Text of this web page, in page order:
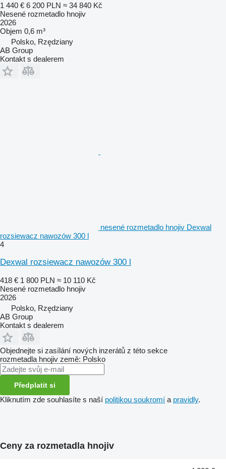
1 440 € 6 200 PLN ≈ 34 840 Kč
Nesené rozmetadlo hnojiv
2026
Objem 0,6 m³
Polsko, Rzędziany
AB Group
Kontakt s dealerem
nesené rozmetadlo hnojiv Dexwal
rozsiewacz nawozów 300 l
4
Dexwal rozsiewacz nawozów 300 l
418 € 1 800 PLN ≈ 10 110 Kč
Nesené rozmetadlo hnojiv
2026
Polsko, Rzędziany
AB Group
Kontakt s dealerem
Objednejte si zasílání nových inzerátů z této sekce
rozmetadla hnojiv země: Polsko
Předplatit si
Kliknutím zde souhlasíte s naší politikou soukromí a pravidly.
Ceny za rozmetadla hnojiv